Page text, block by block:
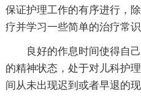
保证护理工作的有序进行，
疗并学习一些简单的治疗常识
良好的作息时间使得自
的精神状态，处于对儿科护
间从未出现迟到或者早退的